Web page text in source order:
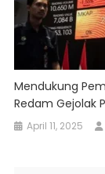
Mendukung
Redam Gejolak
April 11, 2025